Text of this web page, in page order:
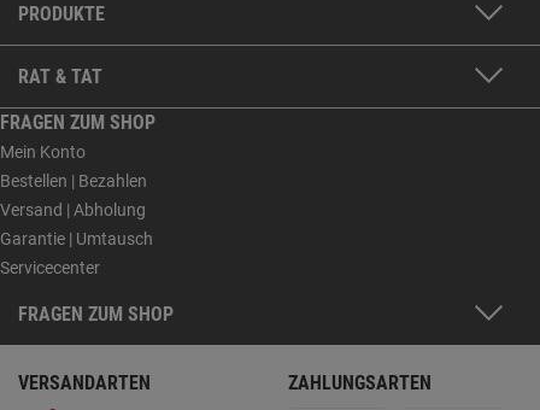
PRODUKTE
RAT & TAT
FRAGEN ZUM SHOP
Mein Konto
Bestellen | Bezahlen
Versand | Abholung
Garantie | Umtausch
Servicecenter
FRAGEN ZUM SHOP
VERSANDARTEN ZAHLUNGSARTEN